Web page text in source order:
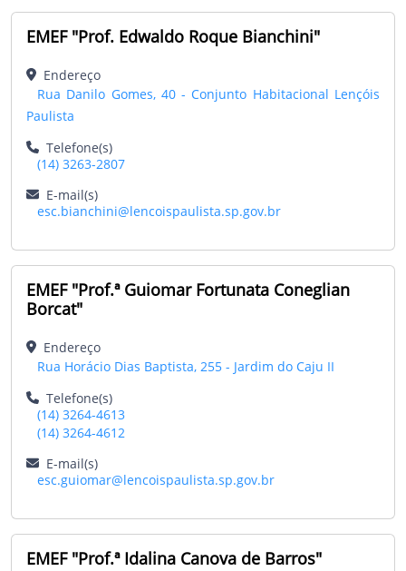
EMEF "Prof. Edwaldo Roque Bianchini"
Endereço
Rua Danilo Gomes, 40 - Conjunto Habitacional Lençóis
Paulista
Telefone(s)
(14) 3263-2807
E-mail(s)
esc.bianchini@lencoispaulista.sp.gov.br
EMEF "Prof.ª Guiomar Fortunata Coneglian
Borcat"
Endereço
Rua Horácio Dias Baptista, 255 - Jardim do Caju II
Telefone(s)
(14) 3264-4613
(14) 3264-4612
E-mail(s)
esc.guiomar@lencoispaulista.sp.gov.br
EMEF "Prof.ª Idalina Canova de Barros"